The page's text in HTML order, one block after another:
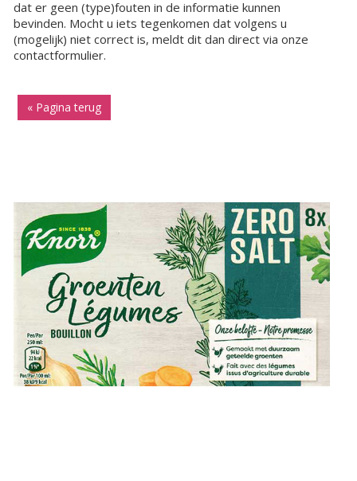
dat er geen (type)fouten in de informatie kunnen
bevinden. Mocht u iets tegenkomen dat volgens u
(mogelijk) niet correct is, meldt dit dan direct via onze
contactformulier.
« Pagina terug